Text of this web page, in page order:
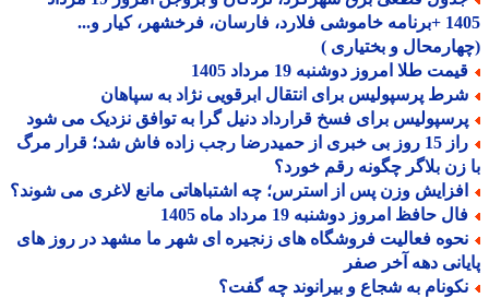
1405 +برنامه خاموشی فلارد، فارسان، فرخشهر، کیار و...
و بختیاری )
طلا امروز دوشنبه 19 مرداد 1405
پرسپولیس برای انتقال ابرقویی نژاد به سپاهان
برای فسخ قرارداد دنیل گرا به توافق نزدیک می شود
راز 15 روز بی خبری از حمیدرضا رجب زاده فاش شد؛ قرار مرگ
زن بلاگر چگونه رقم خورد؟
وزن پس از استرس؛ چه اشتباهاتی مانع لاغری می شوند؟
حافظ امروز دوشنبه 19 مرداد ماه 1405
فعالیت فروشگاه های زنجیره ای شهر ما مشهد در روز های
دهه آخر صفر
به شجاع و بیرانوند چه گفت؟